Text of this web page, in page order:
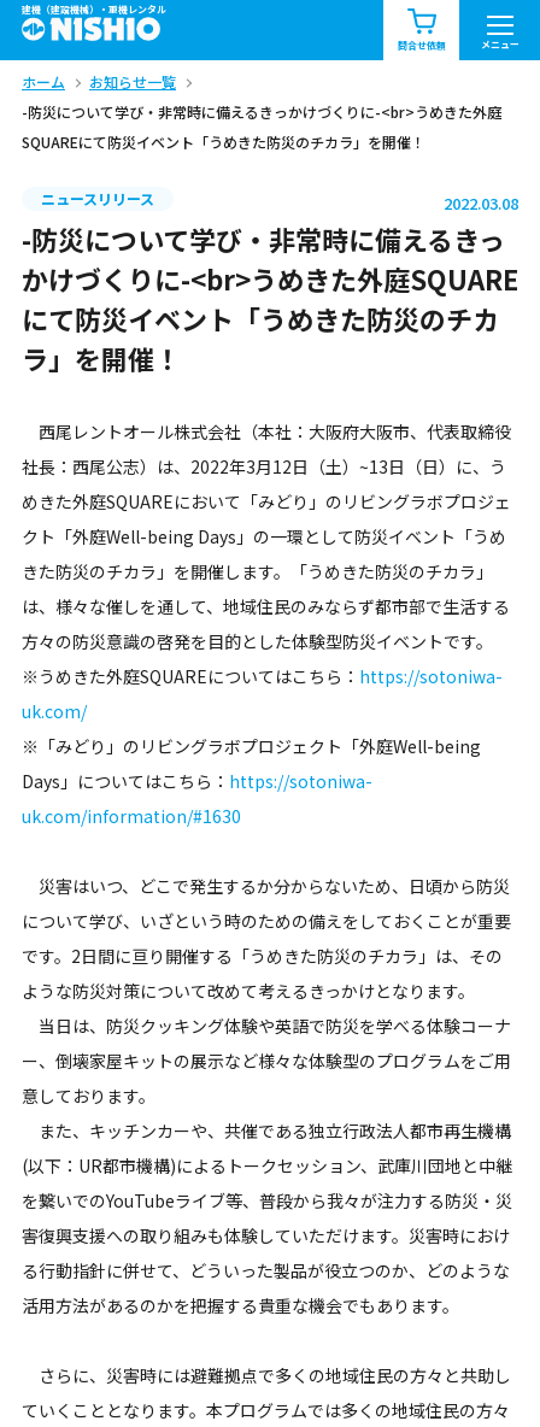
建機（建設機械）・重機レンタル
問合せ依頼 メニュー
商品一覧 お知らせ一覧
問合せ依頼リスト
エリア情報を見る
北海道 関東
中部 関西 中国・四国
九州・沖縄（外部）
ホーム
お知らせ一覧
-防災について学び・非常時に備えるきっかけづくりに-<br>うめきた外庭
SQUAREにて防災イベント「うめきた防災のチカラ」を開催！
ニュースリリース 2022.03.08
-防災について学び・非常時に備えるきっ
かけづくりに-<br>うめきた外庭SQUARE
にて防災イベント「うめきた防災のチカ
ラ」を開催！
西尾レントオール株式会社（本社：大阪府大阪市、代表取締役
社長：西尾公志）は、2022年3月12日（土）~13日（日）に、う
めきた外庭SQUAREにおいて「みどり」のリビングラボプロジェ
クト「外庭Well-being Days」の一環として防災イベント「うめ
きた防災のチカラ」を開催します。「うめきた防災のチカラ」
は、様々な催しを通して、地域住民のみならず都市部で生活する
方々の防災意識の啓発を目的とした体験型防災イベントです。
※うめきた外庭SQUAREについてはこちら： https://sotoniwa-
uk.com/
※「みどり」のリビングラボプロジェクト「外庭Well-being
Days」についてはこちら： https://sotoniwa-
uk.com/information/#1630
災害はいつ、どこで発生するか分からないため、日頃から防災
について学び、いざという時のための備えをしておくことが重要
です。2日間に亘り開催する「うめきた防災のチカラ」は、その
ような防災対策について改めて考えるきっかけとなります。
当日は、防災クッキング体験や英語で防災を学べる体験コーナ
ー、倒壊家屋キットの展示など様々な体験型のプログラムをご用
意しております。
また、キッチンカーや、共催である独立行政法人都市再生機構
(以下：UR都市機構)によるトークセッション、武庫川団地と中継
を繋いでのYouTubeライブ等、普段から我々が注力する防災・災
害復興支援への取り組みも体験していただけます。災害時におけ
る行動指針に併せて、どういった製品が役立つのか、どのような
活用方法があるのかを把握する貴重な機会でもあります。
さらに、災害時には避難拠点で多くの地域住民の方々と共助し
ていくこととなります。本プログラムでは多くの地域住民の方々